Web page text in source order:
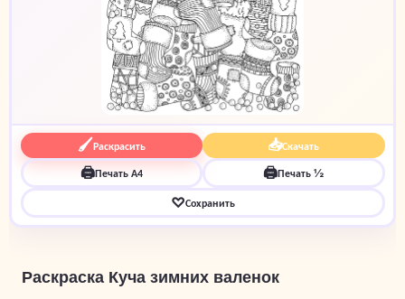
🖌Раскрасить 📥Скачать
🖨Печать A4 🖨Печать ½
♡Сохранить
Раскраска Куча зимних валенок